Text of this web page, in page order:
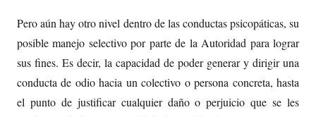
Pero aún hay otro nivel dentro de las conductas psicopáticas, su
posible manejo selectivo por parte de la Autoridad para lograr
sus fines. Es decir, la capacidad de poder generar y dirigir una
conducta de odio hacia un colectivo o persona concreta, hasta
el punto de justificar cualquier daño o perjuicio que se les